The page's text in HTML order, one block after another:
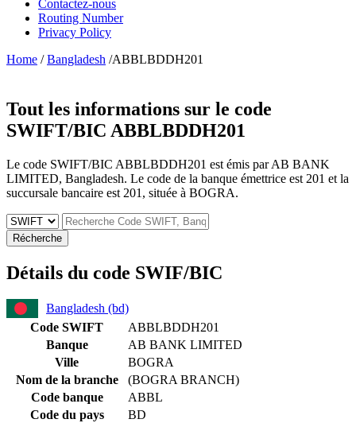
Contactez-nous
Routing Number
Privacy Policy
Home /Bangladesh /ABBLBDDH201
Tout les informations sur le code
SWIFT/BIC ABBLBDDH201
Le code SWIFT/BIC ABBLBDDH201 est émis par AB BANK
LIMITED, Bangladesh. Le code de la banque émettrice est 201 et la
succursale bancaire est 201, située à BOGRA.
Récherche
Détails du code SWIF/BIC
Bangladesh (bd)
Code SWIFT
ABBLBDDH201
Banque
AB BANK LIMITED
Ville
BOGRA
Nom de la branche
(BOGRA BRANCH)
Code banque
ABBL
Code du pays
BD